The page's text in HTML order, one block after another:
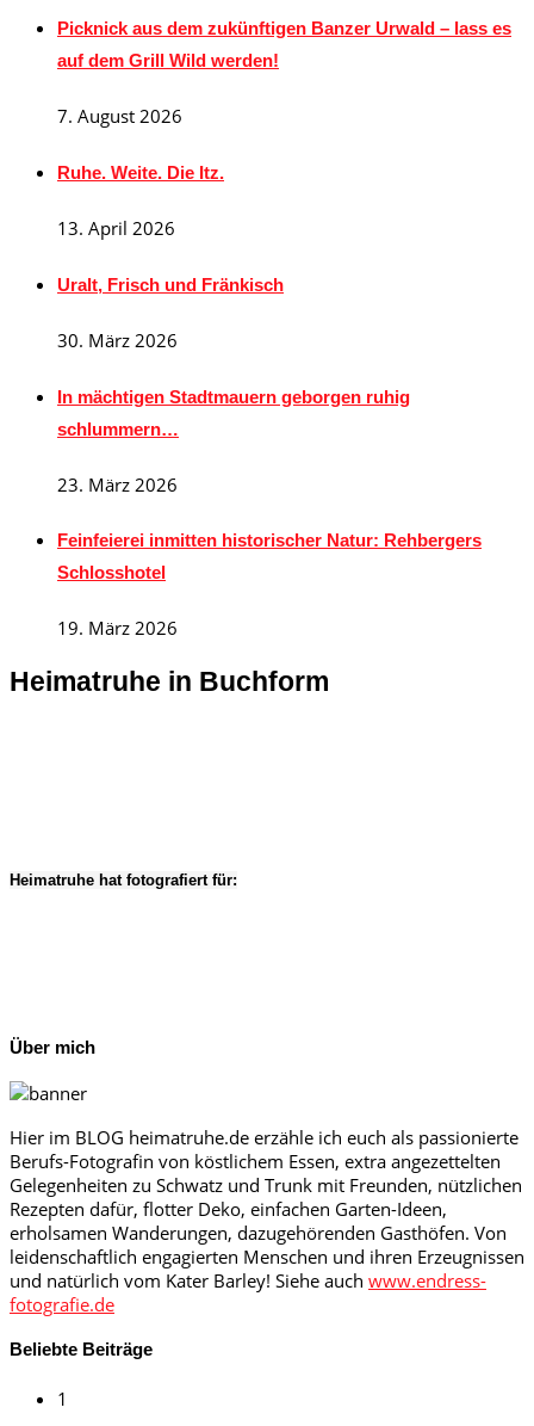
Picknick aus dem zukünftigen Banzer Urwald – lass es
auf dem Grill Wild werden!
7. August 2026
Ruhe. Weite. Die Itz.
13. April 2026
Uralt, Frisch und Fränkisch
30. März 2026
In mächtigen Stadtmauern geborgen ruhig
schlummern…
23. März 2026
Feinfeierei inmitten historischer Natur: Rehbergers
Schlosshotel
19. März 2026
Heimatruhe in Buchform
Heimatruhe hat fotografiert für:
Über mich
Hier im BLOG heimatruhe.de erzähle ich euch als passionierte
Berufs-Fotografin von köstlichem Essen, extra angezettelten
Gelegenheiten zu Schwatz und Trunk mit Freunden, nützlichen
Rezepten dafür, flotter Deko, einfachen Garten-Ideen,
erholsamen Wanderungen, dazugehörenden Gasthöfen. Von
leidenschaftlich engagierten Menschen und ihren Erzeugnissen
und natürlich vom Kater Barley! Siehe auch www.endress-
fotografie.de
Beliebte Beiträge
1